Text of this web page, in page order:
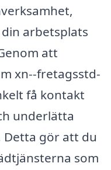
arbetsplats
att
xn--fretagsstd-
få kontakt
underlätta
Detta gör att du
som